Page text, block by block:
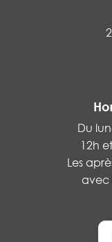
Du
12h
Les
avec